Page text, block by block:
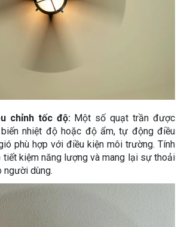
chỉnh tốc độ: Một số quạt trần được
nhiệt độ hoặc độ ẩm, tự động điều
phù hợp với điều kiện môi trường. Tính
tiết kiệm năng lượng và mang lại sự thoải
người dùng.